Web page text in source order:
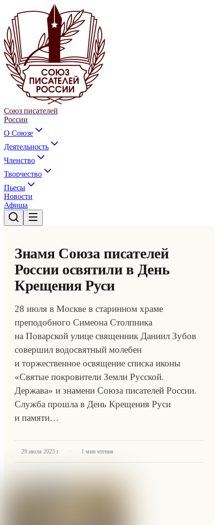
Союз писателей
России
О Союзе
Деятельность
Членство
Творчество
Пьесы
Новости
Афиша
Знамя Союза писателей
России освятили в День
Крещения Руси
28 июля в Москве в старинном храме
преподобного Симеона Столпника
на Поварской улице священник Даниил Зубов
совершил водосвятный молебен
и торжественное освящение списка иконы
«Святые покровители Земли Русской.
Держава» и знамени Союза писателей России.
Служба прошла в День Крещения Руси
и памяти…
29 июля 2025 г. · 1 мин чтения